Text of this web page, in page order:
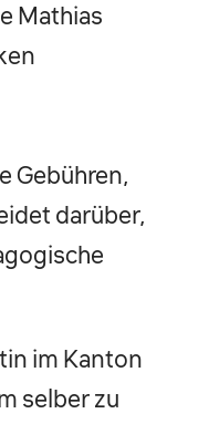
Mathias
Gebühren,
darüber,
im Kanton
selber zu